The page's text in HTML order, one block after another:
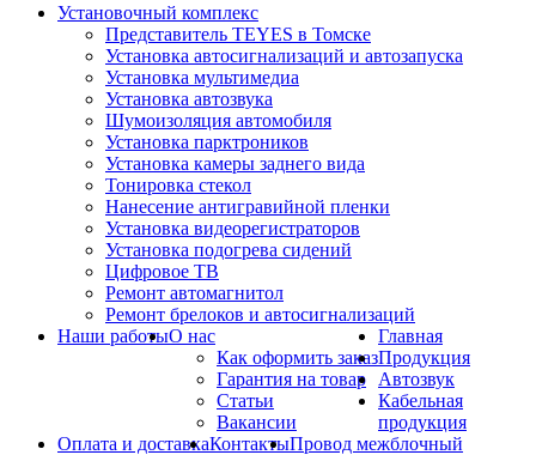
Установочный комплекс
Представитель TEYES в Томске
Установка автосигнализаций и автозапуска
Установка мультимедиа
Установка автозвука
Шумоизоляция автомобиля
Установка парктроников
Установка камеры заднего вида
Тонировка стекол
Нанесение антигравийной пленки
Установка видеорегистраторов
Установка подогрева сидений
Цифровое ТВ
Ремонт автомагнитол
Ремонт брелоков и автосигнализаций
Наши работыО нас
Как оформить заказ
Гарантия на товар
Статьи
Вакансии
Оплата и доставкаКонтакты
Главная
Продукция
Автозвук
Кабельная
продукция
Провод межблочный